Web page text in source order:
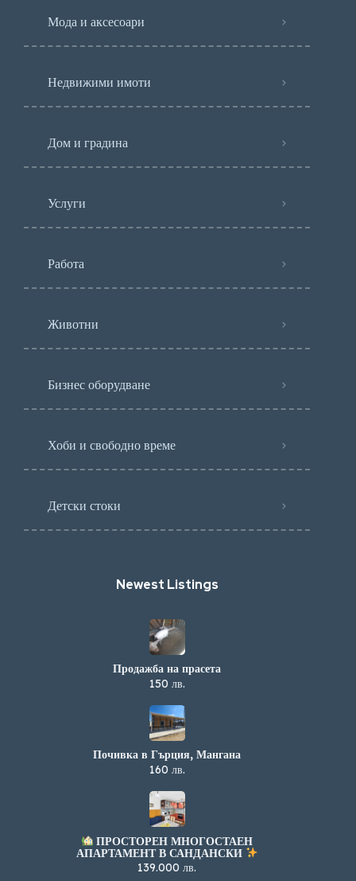
Мода и аксесоари
Недвижими имоти
Дом и градина
Услуги
Работа
Животни
Бизнес оборудване
Хоби и свободно време
Детски стоки
Newest Listings​
Продажба на прасета
150 лв.
Почивка в Гърция, Мангана
160 лв.
ПРОСТОРЕН МНОГОСТАЕН
АПАРТАМЕНТ В САНДАНСКИ
139.000 лв.